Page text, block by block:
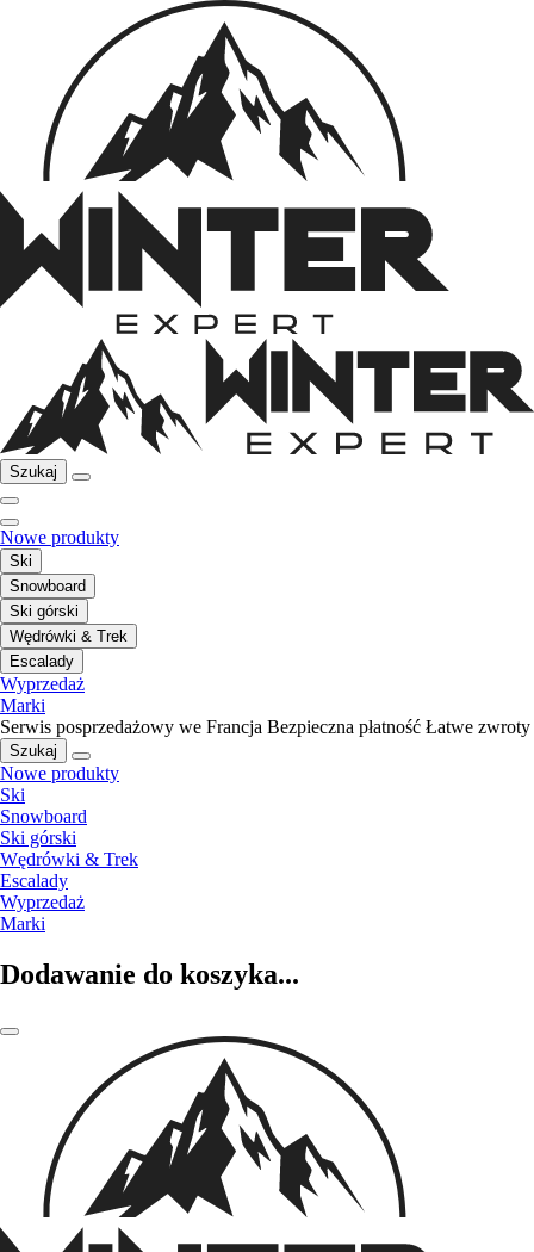
Szukaj
Nowe produkty
Ski
Snowboard
Ski górski
Wędrówki & Trek
Escalady
Wyprzedaż
Marki
Serwis posprzedażowy we Francja Bezpieczna płatność Łatwe zwroty
Szukaj
Nowe produkty
Ski
Snowboard
Ski górski
Wędrówki & Trek
Escalady
Wyprzedaż
Marki
Dodawanie do koszyka...